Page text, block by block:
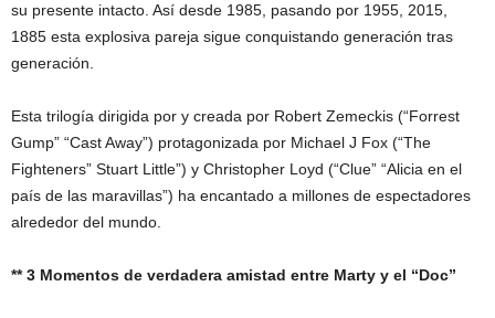
su presente intacto. Así desde 1985, pasando por 1955, 2015,
1885 esta explosiva pareja sigue conquistando generación tras
generación.
Esta trilogía dirigida por y creada por Robert Zemeckis (“Forrest
Gump” “Cast Away”) protagonizada por Michael J Fox (“The
Fighteners” Stuart Little”) y Christopher Loyd (“Clue” “Alicia en el
país de las maravillas”) ha encantado a millones de espectadores
alrededor del mundo.
** 3 Momentos de verdadera amistad entre Marty y el “Doc”